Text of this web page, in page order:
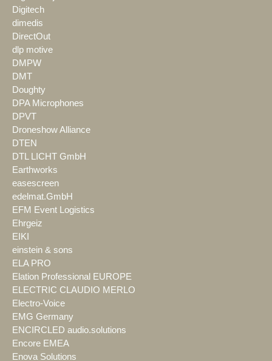
Digitech
dimedis
DirectOut
dlp motive
DMPW
DMT
Doughty
DPA Microphones
DPVT
Droneshow Alliance
DTEN
DTL LICHT GmbH
Earthworks
easescreen
edelmat.GmbH
EFM Event Logistics
Ehrgeiz
EIKI
einstein & sons
ELA PRO
Elation Professional EUROPE
ELECTRIC CLAUDIO MERLO
Electro-Voice
EMG Germany
ENCIRCLED audio.solutions
Encore EMEA
Enova Solutions